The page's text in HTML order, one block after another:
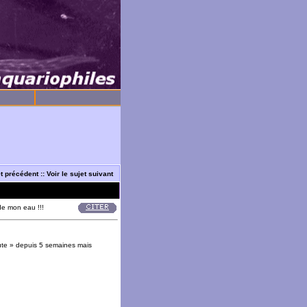
précédent:: Voir le sujet suivant
mon eau !!!
» depuis 5 semaines mais